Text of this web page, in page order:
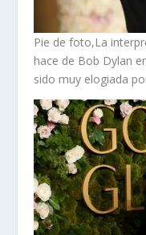
Pie de foto,La
hace de Bob Dylan
sido muy elogiada